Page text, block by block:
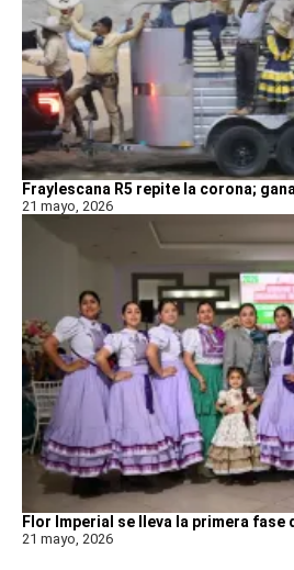
Fraylescana R5 repite la corona;
21 mayo, 2026
Flor Imperial se lleva la primera fase
21 mayo, 2026